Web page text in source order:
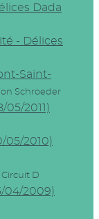
Dada
- Délices
Saint-
Schroeder
05/2011)
05/2010)
Circuit D
04/2009)